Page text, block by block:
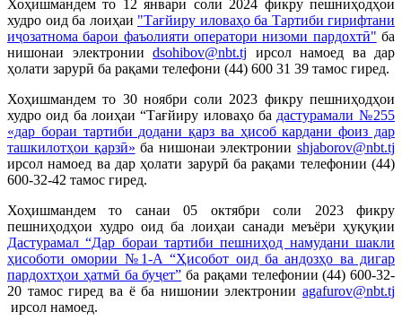
Хоҳишмандем то 12 январи соли 2024 фикру пешниҳодҳои
худро оид ба лоиҳаи "Тағйиру иловаҳо ба Тартиби гирифтани
иҷозатнома барои фаъолияти оператори низоми пардохтӣ" ба
нишонаи электронии dsohibov@nbt.tj ирсол намоед ва дар
ҳолати зарурӣ ба рақами телефони (44) 600 31 39 тамос гиред.
Хоҳишмандем то 30 ноябри соли 2023 фикру пешниҳодҳои
худро оид ба лоиҳаи “Тағйиру иловаҳо ба дастурамали №255
«дар бораи тартиби додани қарз ва ҳисоб кардани фоиз дар
ташкилотҳои қарзӣ» ба нишонаи электронииshjaborov@nbt.tj
ирсол намоед ва дар ҳолати зарурӣ ба рақами телефонии (44)
600-32-42 тамос гиред.
Хоҳишмандем то санаи 05 октябри соли 2023 фикру
пешниҳодҳои худро оид ба лоиҳаи санади меъёри ҳуқуқии
Дастурамал “Дар бораи тартиби пешниҳод намудани шакли
ҳисоботи омории №1-А “Ҳисобот оид ба андозҳо ва дигар
пардохтҳои ҳатмӣ ба буҷет” ба рақами телефонии (44) 600-32-
20 тамос гиред ва ё ба нишонии электронии agafurov@nbt.tj
ирсол намоед.